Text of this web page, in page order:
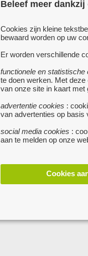
Beleef meer
Cookies zijn kleine
bewaard worden op uw
Er worden verschillende
functionele en statistische
te doen werken. Met
van onze site in kaart met
advertentie cookies :
van advertenties op basis
social media cookies :
aan te melden op onze
Cookies